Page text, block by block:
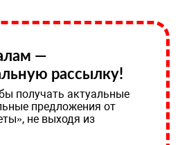
—
рассылку!
получать актуальные
предложения от
не выходя из